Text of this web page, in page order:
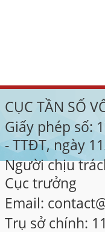
CỤC TẦN SỐ
Giấy phép số:
- TTĐT, ngày
Người chịu
Cục trưởng
Email:
Trụ sở chính: